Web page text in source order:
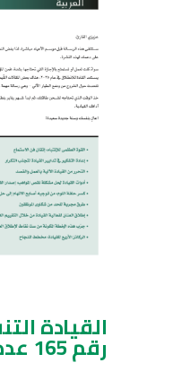
القيادة
رقم 165 عدد يناير 2025م